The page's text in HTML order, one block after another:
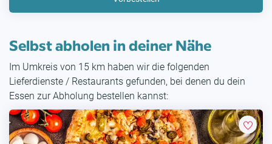
Selbst abholen in deiner Nähe
Im Umkreis von 15 km haben wir die folgenden
Lieferdienste / Restaurants gefunden, bei denen du dein
Essen zur Abholung bestellen kannst: